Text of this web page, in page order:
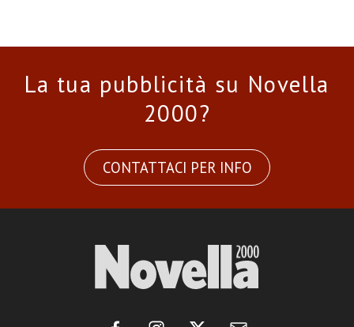
La tua pubblicità su Novella
2000?
CONTATTACI PER INFO